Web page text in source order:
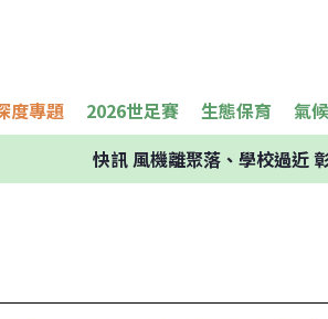
度專題 2026世足賽 生態保育 氣
快訊風機離聚落、學校過近